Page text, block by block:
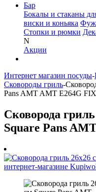
Бар
Бокалы и стаканы
виски и коньяка
Стопки и рюмки
N
Акции
Интернет магазин посуды-
Сковороды гриль-
Pans AMT AMT E264G FIX
Сковорода
Square Pans